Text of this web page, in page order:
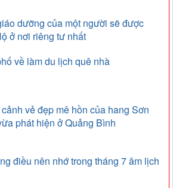
dưỡng của một người sẽ được
ở nơi riêng tư nhất
về làm du lịch quê nhà
vẻ đẹp mê hồn của hang Sơn
phát hiện ở Quảng Bình
điều nên nhớ trong tháng 7 âm lịch